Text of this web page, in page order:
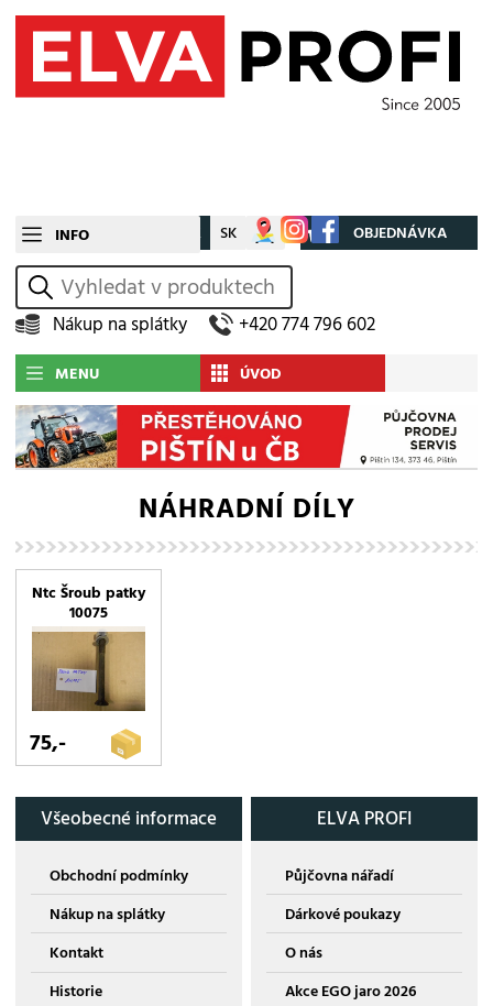
INFO CZ SK Můj účet OBJEDNÁVKA
vyhledat
Nákup na splátky +420 774 796 602
MENU ÚVOD
NÁHRADNÍ DÍLY
Ntc Šroub patky
10075
75,-
Všeobecné informace
Obchodní podmínky
Nákup na splátky
Kontakt
Historie
ELVA PROFI
Půjčovna nářadí
Dárkové poukazy
O nás
Akce EGO jaro 2026